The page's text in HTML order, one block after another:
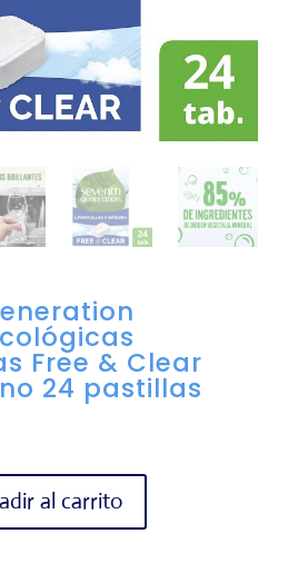
Free & Clear
24 pastillas
al carrito